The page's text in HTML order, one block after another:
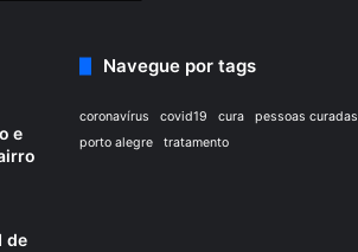
e
de
Navegue por tags
coronavírus covid19 cura
pessoas curadas
porto alegre
tratamento